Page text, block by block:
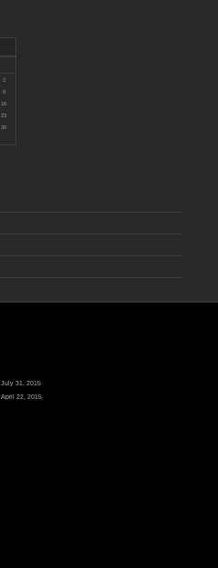
2
9
16
23
30
July 31, 2015
April 22, 2015